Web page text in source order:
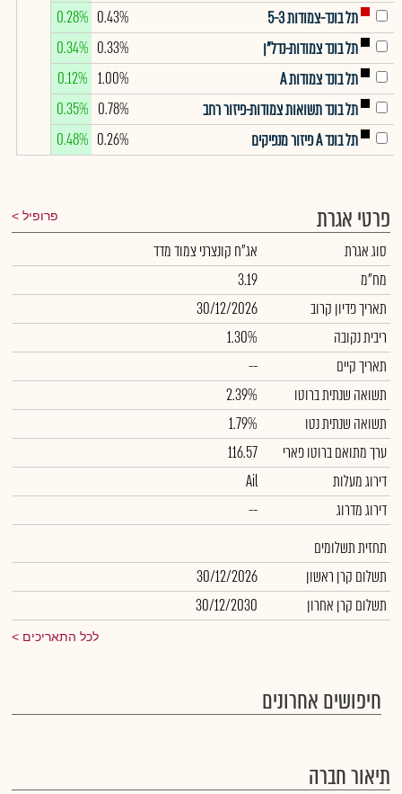
תל בונד-צמודות 5-3
0.43%
0.28%
תל בונד צמודות-נדל"ן
0.33%
0.34%
תל בונד צמודות A
1.00%
0.12%
תל בונד תשואות צמודות-פיזור רחב
0.78%
0.35%
תל בונד A פיזור מנפיקים
0.26%
0.48%
פרטי אגרת פרופיל
סוג אגרת
אג"ח קונצרני צמוד מדד
מח"מ
3.19
תאריך פדיון קרוב
30/12/2026
ריבית נקובה
1.30%
תאריך קיים
--
תשואה שנתית ברוטו
2.39%
תשואה שנתית נטו
1.79%
ערך מתואם ברוטו פארי
116.57
דירוג מעלות
Ail
דירוג מדרוג
--
תחזית תשלומים
תשלום קרן ראשון
30/12/2026
תשלום קרן אחרון
30/12/2030
לכל התאריכים
חיפושים אחרונים
תיאור חברה